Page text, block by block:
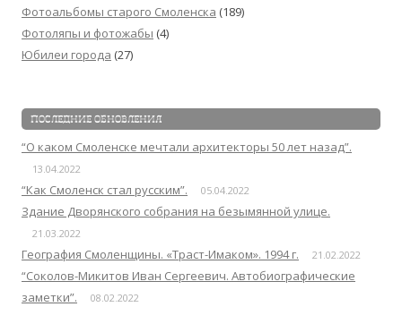
Фотоальбомы старого Смоленска (189)
Фотоляпы и фотожабы (4)
Юбилеи города (27)
ПОСЛЕДНИЕ ОБНОВЛЕНИЯ
“О каком Смоленске мечтали архитекторы 50 лет назад”.
13.04.2022
“Как Смоленск стал русским”. 05.04.2022
Здание Дворянского собрания на безымянной улице.
21.03.2022
География Смоленщины. «Траст-Имаком». 1994 г. 21.02.2022
“Соколов-Микитов Иван Сергеевич. Автобиографические
заметки”.
08.02.2022